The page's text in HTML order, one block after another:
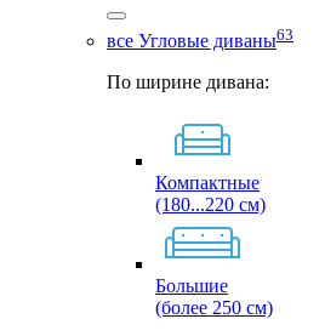
все Угловые диваны63
По ширине дивана:
Компактные
(180...220 см)
Большие
(более 250 см)